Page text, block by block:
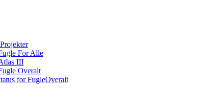
Projekter
For Alle
III
Overalt
for FugleOveralt